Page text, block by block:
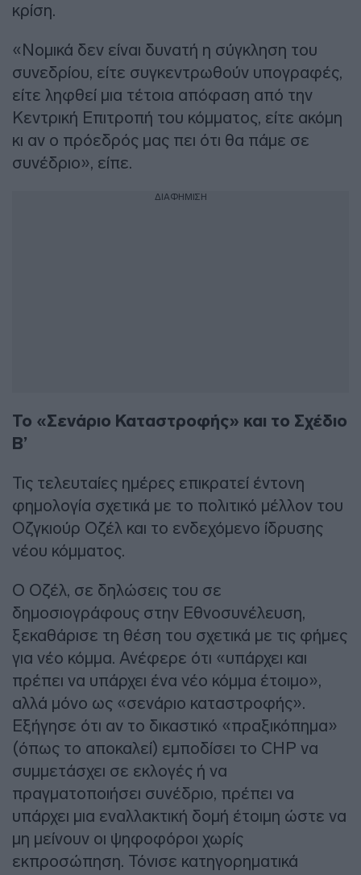
κρίση.
«Νομικά δεν είναι δυνατή η σύγκληση του
συνεδρίου, είτε συγκεντρωθούν υπογραφές,
είτε ληφθεί μια τέτοια απόφαση από την
Κεντρική Επιτροπή του κόμματος, είτε ακόμη
κι αν ο πρόεδρός μας πει ότι θα πάμε σε
συνέδριο», είπε.
ΔΙΑΦΗΜΙΣΗ
Το «Σενάριο Καταστροφής» και το Σχέδιο
Β’
Τις τελευταίες ημέρες επικρατεί έντονη
φημολογία σχετικά με το πολιτικό μέλλον του
Οζγκιούρ Οζέλ και το ενδεχόμενο ίδρυσης
νέου κόμματος.
Ο Οζέλ, σε δηλώσεις του σε
δημοσιογράφους στην Εθνοσυνέλευση,
ξεκαθάρισε τη θέση του σχετικά με τις φήμες
για νέο κόμμα. Ανέφερε ότι «υπάρχει και
πρέπει να υπάρχει ένα νέο κόμμα έτοιμο»,
αλλά μόνο ως «σενάριο καταστροφής».
Εξήγησε ότι αν το δικαστικό «πραξικόπημα»
(όπως το αποκαλεί) εμποδίσει το CHP να
συμμετάσχει σε εκλογές ή να
πραγματοποιήσει συνέδριο, πρέπει να
υπάρχει μια εναλλακτική δομή έτοιμη ώστε να
μη μείνουν οι ψηφοφόροι χωρίς
εκπροσώπηση. Τόνισε κατηγορηματικά